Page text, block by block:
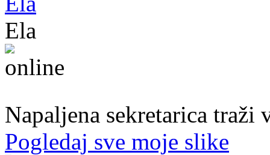
Ela
Napaljena sekretarica
Pogledaj sve moje slike